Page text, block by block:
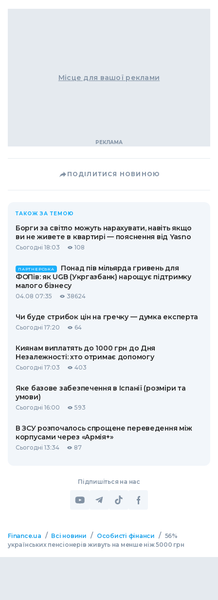
Місце для вашої реклами
ПОДІЛИТИСЯ НОВИНОЮ
ТАКОЖ ЗА ТЕМОЮ
Борги за світло можуть нарахувати, навіть якщо
ви не живете в квартирі — пояснення від Yasno
Сьогодні 18:03 108
ПАРТНЕРСЬКА
Понад пів мільярда гривень для
ФОПів: як UGB (Укргазбанк) нарощує підтримку
малого бізнесу
04.08 07:35 38624
Чи буде стрибок цін на гречку — думка експерта
Сьогодні 17:20 64
Киянам виплатять до 1000 грн до Дня
Незалежності: хто отримає допомогу
Сьогодні 17:03 403
Яке базове забезпечення в Іспанії (розміри та
умови)
Сьогодні 16:00 593
В ЗСУ розпочалось спрощене переведення між
корпусами через «Армія+»
Сьогодні 13:34 87
Підпишіться на нас
Finance.ua / Всі новини / Особисті фінанси / 56%
українських пенсіонерів живуть на менше ніж 5000 грн